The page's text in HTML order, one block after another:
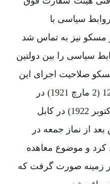
سیاسی با
مسکو نیز به تماس شد
سیاسی را بین دولتین
صلاحیت اجرای این
مسکو به امضاء رسید که بعداً این معاهده بتاریخ 27 میزان 1301 (18 اکتوبر 1922) در کابل
از نماز جمعه در
و موضوع معاهده
زیاد در زمینه صورت گرفت که
واقع شد.